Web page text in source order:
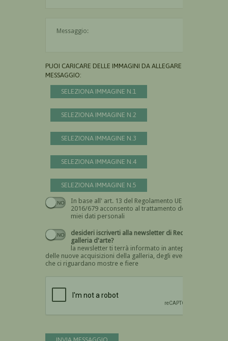
PUOI CARICARE DELLE IMMAGINI DA ALLEGARE AL
MESSAGGIO:
SELEZIONA IMMAGINE N.1
SELEZIONA IMMAGINE N.2
SELEZIONA IMMAGINE N.3
SELEZIONA IMMAGINE N.4
SELEZIONA IMMAGINE N.5
In base all' art. 13 del Regolamento UE n.
2016/679 acconsento al trattamento dei
miei dati personali
Devi dare il consenso
desideri iscriverti alla newsletter di Recta
galleria d'arte?
la newsletter ti terrà informato in anteprima
delle nuove acquisizioni della galleria, degli eventi
che ci riguardano mostre e fiere